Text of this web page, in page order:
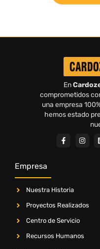
En
comprometidos
una empresa
hemos estado
Empresa
Nuestra Historia
Proyectos Realizados
Centro de Servicio
Recursos Humanos